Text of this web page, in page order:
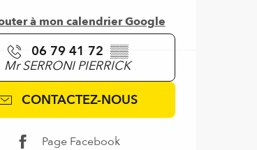
à mon calendrier Google
06 79 41 72 ▒▒
Mr SERRONI PIERRICK
CONTACTEZ-NOUS
Page Facebook